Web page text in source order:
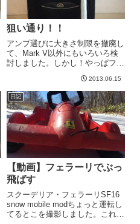
狙い通り！！
アンプ選びに大きさ制限を撤廃し
て、Mark V以外にもいろいろ検
討しました。しかし！やっぱフル
Mark Vはがんばってるよ。。。
このミディアムサイズ・シャーシ
の選択肢が広がる事を願ってま
す。さて、自宅には以前海外...
2013.06.15
日記
【動画】フェラーリでぶっ
飛ばす
スクーデリア・フェラーリSF16
snow mobile modちょっと運転し
てるとこを撮影しました。これが